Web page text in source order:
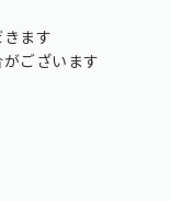
ます
ございます